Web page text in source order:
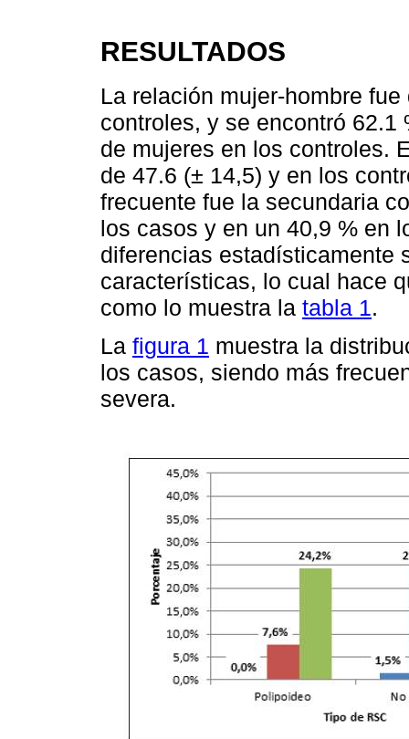
RESULTADOS
La relación mujer-hombre
controles, y se encontró
de mujeres en los controles.
de 47.6 (± 14,5) y en los
frecuente fue la secundaria
los casos y en un 40,9 % en
diferencias estadísticamente
características, lo cual hace
como lo muestra la tabla 1.
La figura 1 muestra la
los casos, siendo más
severa.